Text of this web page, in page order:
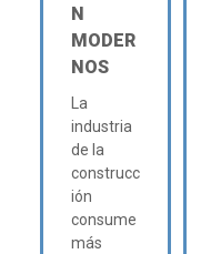
N
MODER
NOS
La
industria
de la
construcc
ión
consume
más